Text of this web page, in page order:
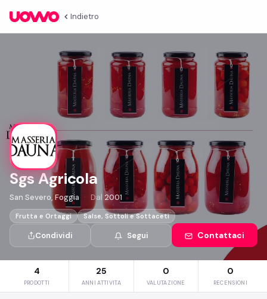
Indietro
Sgs Agricola
San Severo, Foggia Dal 2001
Frutta e Ortaggi Salse, Sottoli e Sottaceti
Condividi Segui Contattaci
4
PRODOTTI
25
ANNI ATTIVITA
0
VALUTAZIONE
0
RECENSIONI